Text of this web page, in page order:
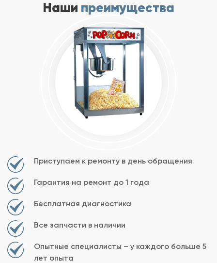
Наши преимущества
Приступаем к ремонту в день обращения
Гарантия на ремонт до 1 года
Бесплатная диагностика
Все запчасти в наличии
Опытные специалисты – у каждого больше 5
лет опыта